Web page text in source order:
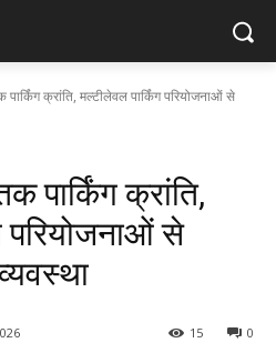
क्रांति, मल्टीलेवल पार्किंग परियोजनाओं से
पार्किंग क्रांति,
परियोजनाओं से
0
15